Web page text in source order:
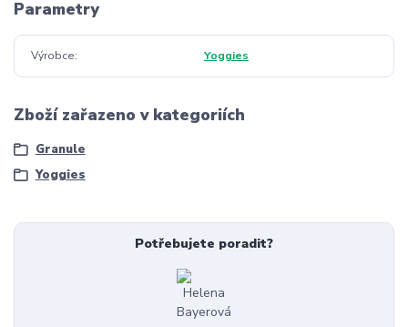
Parametry
Výrobce Yoggies
Zboží zařazeno v kategoriích
Granule
Yoggies
Potřebujete poradit?